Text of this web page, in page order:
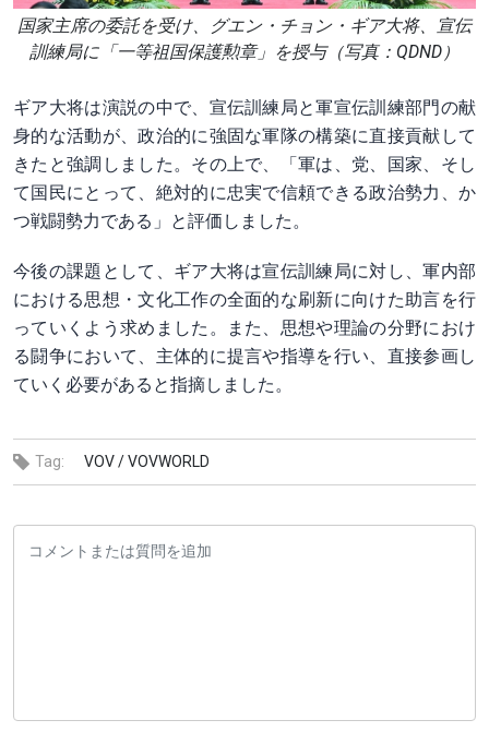
国家主席の委託を受け、グエン・チョン・ギア大将、宣伝
訓練局に「一等祖国保護勲章」を授与（写真：QDND）
ギア大将は演説の中で、宣伝訓練局と軍宣伝訓練部門の献
身的な活動が、政治的に強固な軍隊の構築に直接貢献して
きたと強調しました。その上で、「軍は、党、国家、そし
て国民にとって、絶対的に忠実で信頼できる政治勢力、か
つ戦闘勢力である」と評価しました。
今後の課題として、ギア大将は宣伝訓練局に対し、軍内部
における思想・文化工作の全面的な刷新に向けた助言を行
っていくよう求めました。また、思想や理論の分野におけ
る闘争において、主体的に提言や指導を行い、直接参画し
ていく必要があると指摘しました。
Tag: VOV /VOVWORLD